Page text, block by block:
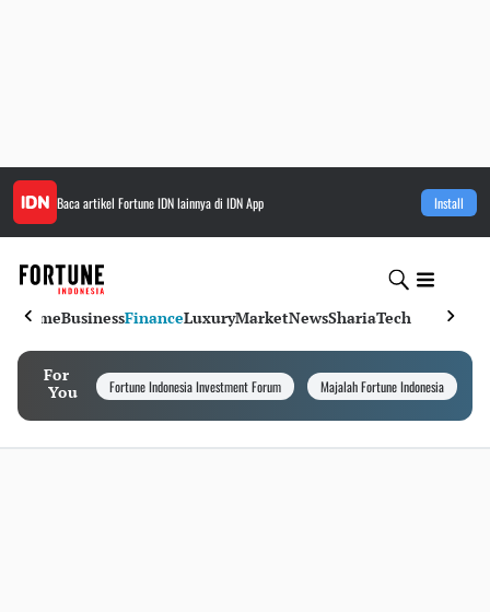
Baca artikel Fortune IDNlainnya di IDN App Install
HomeBusinessFinanceLuxuryMarketNewsShariaTech
For
You
Fortune Indonesia Investment Forum Majalah Fortune Indonesia